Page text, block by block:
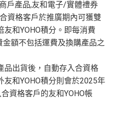
戶產品,友和電子/實體禮券
資格客戶於推廣期內可獲雙
友和YOHO積分。即每消費
額不包括運費及換購產品之
品出貨後，自動存入合資格
友和YOHO積分則會於2025年
資格客戶的友和YOHO帳